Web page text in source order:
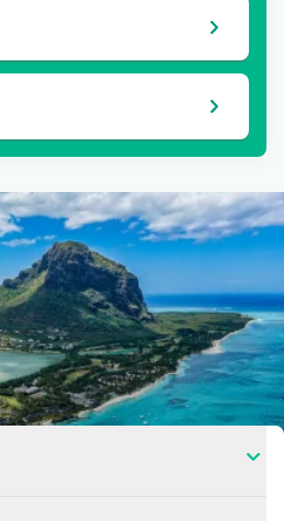
zijn dat binnen de 24 uur
kan hoger of lager zijn,
prijs kun je het beste
waar je je vakantie